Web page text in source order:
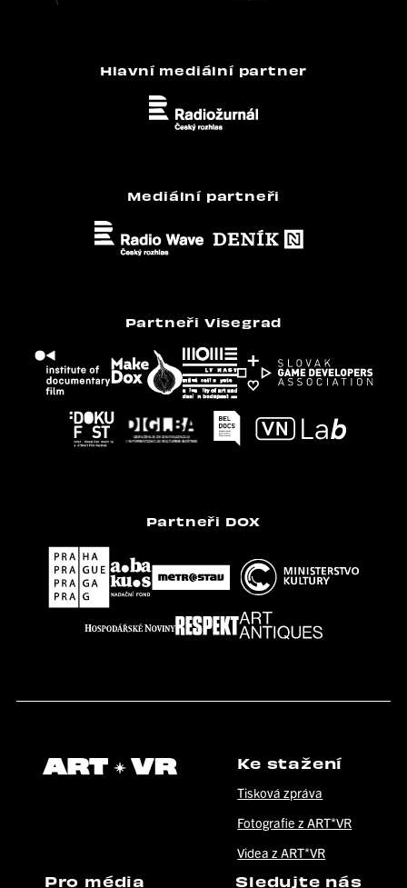
Hlavní mediální partner
Mediální partneři
Partneři Visegrad
Partneři DOX
Ke stažení
Tisková zpráva
Fotografie z ART*VR
Videa z ART*VR
Pro média Sledujte nás